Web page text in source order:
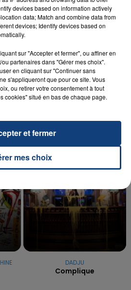
DEVANT SE FAIRE
RESSORT DE LA...
contre la clinique qui a
13h09
13h09
DADJU
Complique
devices based on information actively
data; Match and combine data from
devices; Identify devices based on
sur "Accepter et fermer", ou affiner en
partenaires dans "Gérer mes choix".
en cliquant sur "Continuer sans
s'appliqueront que pour ce site. Vous
ou retirer votre consentement à tout
cookies" situé en bas de chaque page.
mes choix
et fermer